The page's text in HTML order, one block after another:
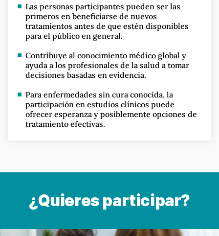
Las personas participantes pueden ser las
primeros en beneficiarse de nuevos
tratamientos antes de que estén disponibles
para el público en general.
Contribuye al conocimiento médico global y
ayuda a los profesionales de la salud a tomar
decisiones basadas en evidencia.
Para enfermedades sin cura conocida, la
participación en estudios clínicos puede
ofrecer esperanza y posiblemente opciones de
tratamiento efectivas.
¿Quieres participar?